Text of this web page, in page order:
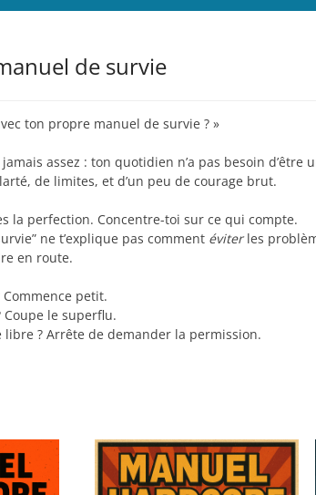
de survie
ton propre manuel de survie ? »
jamais assez : ton quotidien n’a pas besoin d’être
de limites, et d’un peu de courage brut.
la perfection. Concentre-toi sur ce qui compte.
ne t’explique pas comment éviterles
en route.
Commence petit.
le superflu.
libre ? Arrête de demander la permission.